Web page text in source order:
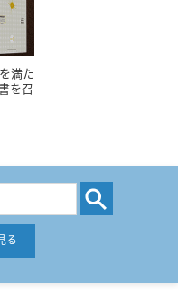
満た
を召
る